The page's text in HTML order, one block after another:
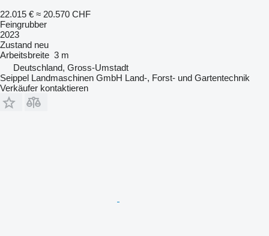
22.015 € ≈ 20.570 CHF
Feingrubber
2023
Zustand neu
Arbeitsbreite 3 m
Deutschland, Gross-Umstadt
Seippel Landmaschinen GmbH Land-, Forst- und Gartentechnik
Verkäufer kontaktieren